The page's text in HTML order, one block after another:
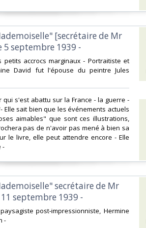
[secrétaire de Mr
5 septembre 1939 -‎
accrocs marginaux - Portraitiste et
David fut l'épouse du peintre Jules
s'est abattu sur la France - la guerre -
sait bien que les événements actuels
aimables" que sont ces illustrations,
pas de n'avoir pas mené à bien sa
le livre, elle peut attendre encore - Elle
secrétaire de Mr
septembre 1939 -‎
post-impressionniste, Hermine
-‎